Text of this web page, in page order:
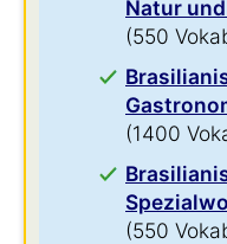
Natur
(550
(1400
(550